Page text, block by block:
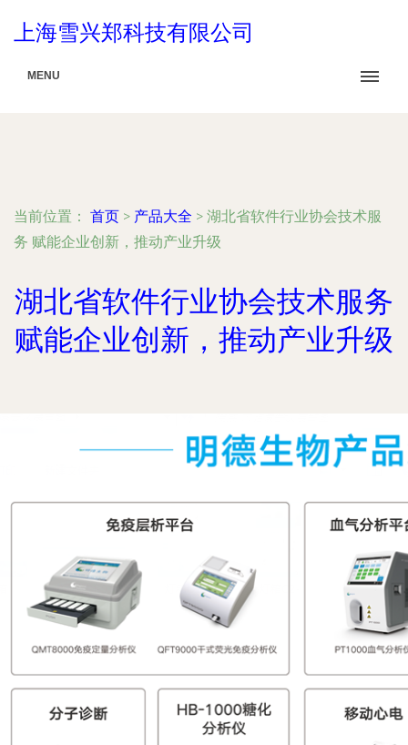
上海雪兴郑科技有限公司
MENU
当前位置： 首页 > 产品大全 > 湖北省软件行业协会技术服
务 赋能企业创新，推动产业升级
湖北省软件行业协会技术服务
赋能企业创新，推动产业升级